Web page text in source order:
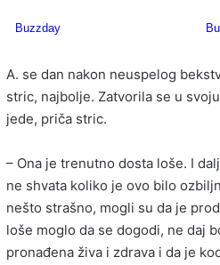
A. se dan nakon neuspelog
stric, najbolje. Zatvorila se u
jede, priča stric.
– Ona je trenutno dosta loše. I
ne shvata koliko je ovo bilo
nešto strašno, mogli su da je
loše moglo da se dogodi, ne daj
pronađena živa i zdrava i da je